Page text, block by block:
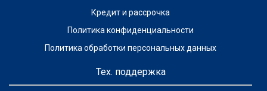
Кредит и рассрочка
Политика конфиденциальности
Политика обработки персональных данных
Тех. поддержка